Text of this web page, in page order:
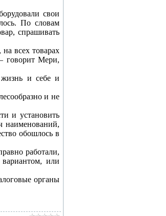
свои
По словам
спрашивать
всех товарах
говорит Мери,
жизнь и себе и
и не
и установить
наименований,
обошлось в
работали,
или
органы